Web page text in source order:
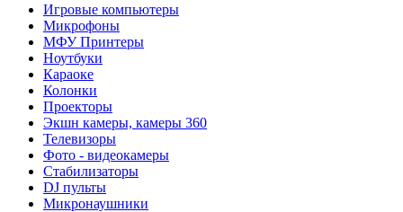
Игровые компьютеры
Микрофоны
МФУ Принтеры
Ноутбуки
Караоке
Колонки
Проекторы
Экшн камеры, камеры 360
Телевизоры
Фото - видеокамеры
Стабилизаторы
DJ пульты
Микронаушники